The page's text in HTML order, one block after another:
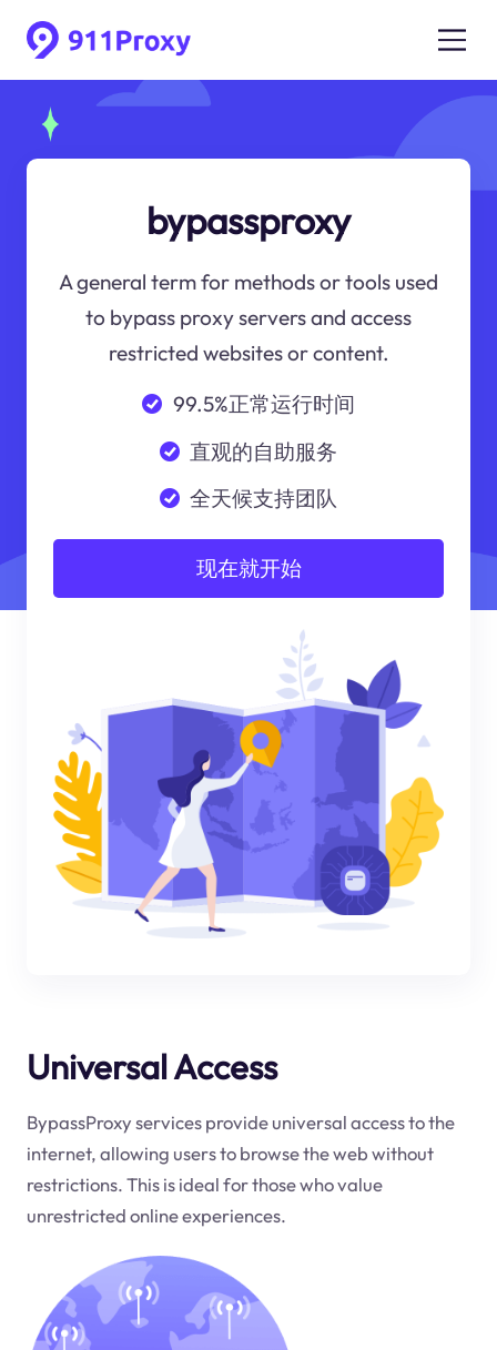
bypassproxy
A general term for methods or tools used
to bypass proxy servers and access
restricted websites or content.
99.5%正常运行时间
直观的自助服务
全天候支持团队
现在就开始
Universal Access
BypassProxy services provide universal access to the
internet, allowing users to browse the web without
restrictions. This is ideal for those who value
unrestricted online experiences.